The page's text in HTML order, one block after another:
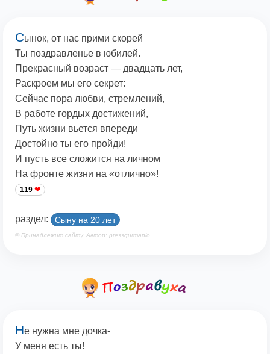
Сынок, от нас прими скорей
Ты поздравленье в юбилей.
Прекрасный возраст — двадцать лет,
Раскроем мы его секрет:
Сейчас пора любви, стремлений,
В работе гордых достижений,
Путь жизни вьется впереди
Достойно ты его пройди!
И пусть все сложится на личном
На фронте жизни на «отлично»!
119
раздел: Сыну на 20 лет
© Принадлежит сайту. Автор: pressgurmanio
Не нужна мне дочка-
У меня есть ты!